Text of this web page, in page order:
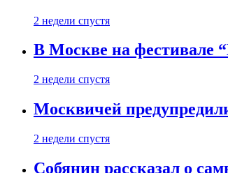
2 недели спустя
В Москве на фестивале
2 недели спустя
Москвичей
2 недели спустя
Собянин рассказал о